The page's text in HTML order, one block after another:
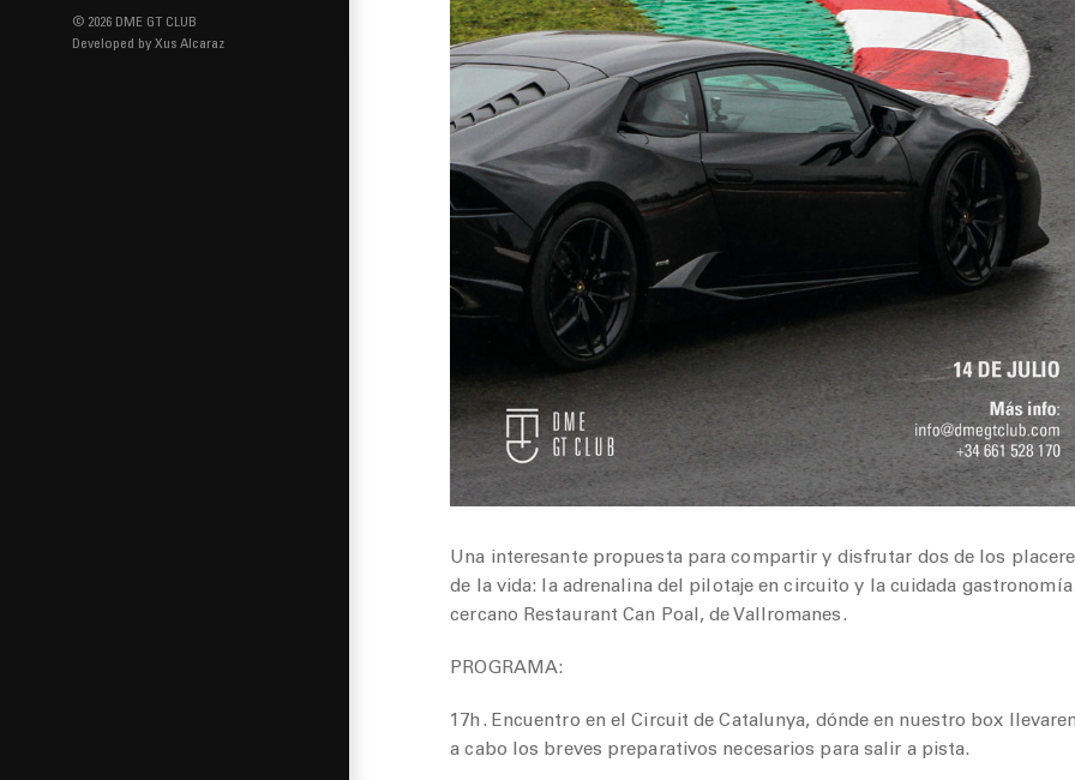
© 2026 DME GT CLUB
Developed by Xus Alcaraz
Una interesante propuesta para compartir y disfrutar dos de los
de la vida: la adrenalina del pilotaje en circuito y la cuidada gastronomía
cercano Restaurant Can Poal, de Vallromanes.
PROGRAMA:
17h. Encuentro en el Circuit de Catalunya, dónde en nuestro box
a cabo los breves preparativos necesarios para salir a pista.